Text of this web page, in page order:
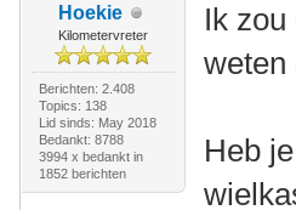
Hoekie
Kilometervreter
Berichten: 2.408
Topics: 138
Lid sinds: May 2018
Bedankt: 8788
3994 x bedankt in
1852 berichten
Ik
weten
Heb